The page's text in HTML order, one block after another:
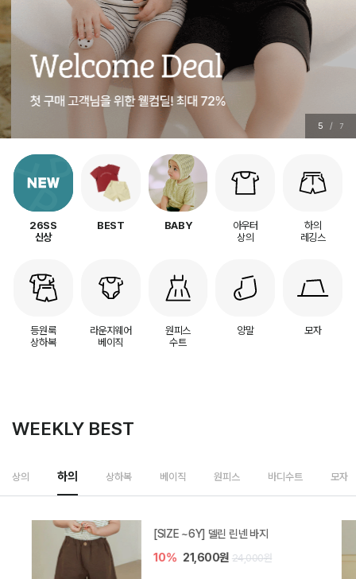
5 / 7
26SS
신상
BEST BABY
아우터
상의
하의
레깅스
등원룩
상하복
라운지웨어
베이직
원피스
수트
양말 모자
WEEKLY BEST
상의 하의 상하복 베이직 원피스 바디수트 모자
[SIZE ~6Y] 델린 린넨 바지
10% 21,600원 24,000원